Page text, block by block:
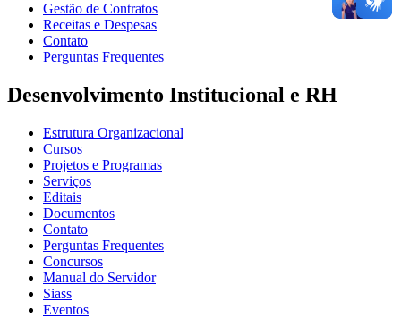
Gestão de Contratos
Receitas e Despesas
Contato
Perguntas Frequentes
Desenvolvimento Institucional e RH
Estrutura Organizacional
Cursos
Projetos e Programas
Serviços
Editais
Documentos
Contato
Perguntas Frequentes
Concursos
Manual do Servidor
Siass
Eventos